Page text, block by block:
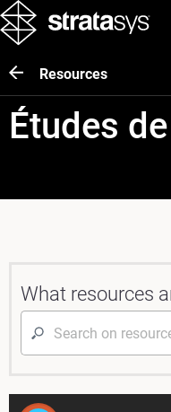
Resources
Études
What resources